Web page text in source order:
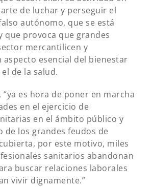
de luchar y perseguir el
autónomo, que se está
que provoca que grandes
mercantilicen y
esencial del bienestar
de la salud.
“ya es hora de poner en marcha
en el ejercicio de
en el ámbito público y
de los grandes feudos de
por este motivo, miles
sanitarios abandonan
buscar relaciones laborales
vivir dignamente.”